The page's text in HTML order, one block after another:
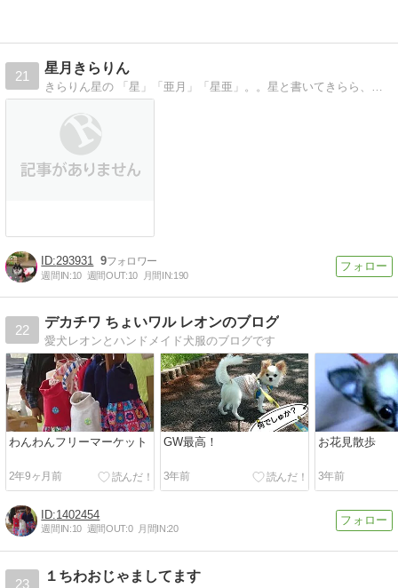
21
星月きらりん
293931 9
週間IN:10 週間OUT:10 月間IN:190
22
デカチワ ちょいワル レオンのブログ
愛犬レオンとハンドメイド犬服のブログです
わんわんフリーマーケット
2年9ヶ月前
GW最高！
3年前
お花見散歩
3年前
1402454
週間IN:10 週間OUT:0 月間IN:20
23
１ちわおじゃましてます